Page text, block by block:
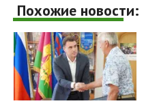
Похожие новости: